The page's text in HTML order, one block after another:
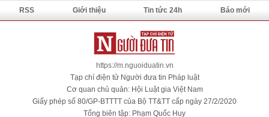
RSS Giới thiệu Tin tức 24h Báo mới
https://m.nguoiduatin.vn
Tạp chí điện tử Người đưa tin Pháp luật
Cơ quan chủ quản: Hội Luật gia Việt Nam
Giấy phép số 80/GP-BTTTT của Bộ TT&TT cấp ngày 27/2/2020
Tổng biên tập: Phạm Quốc Huy